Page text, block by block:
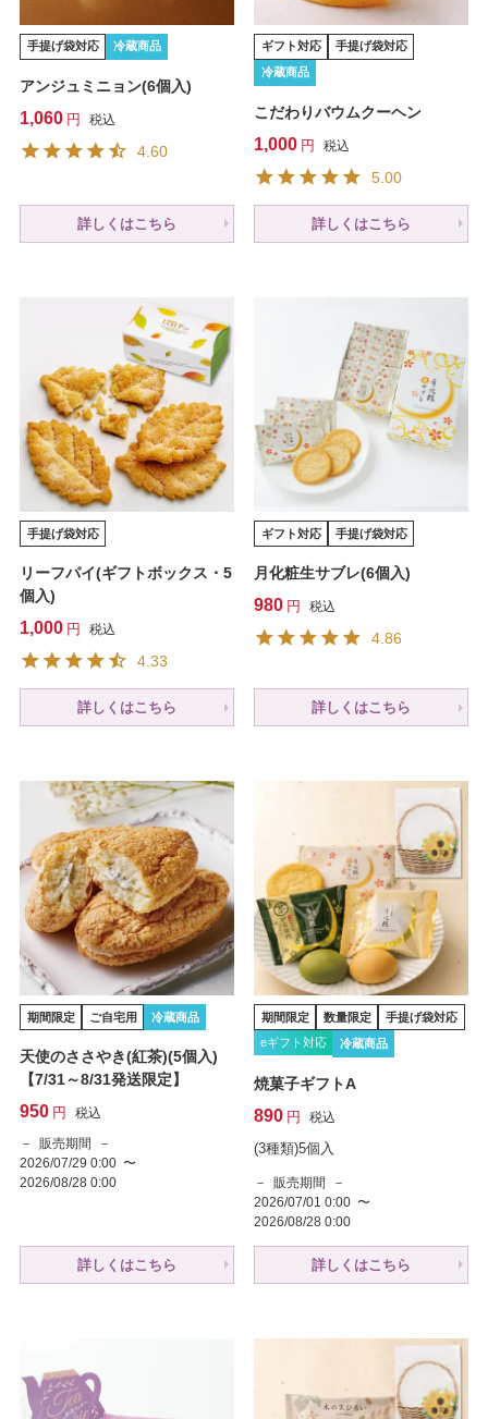
手提げ袋対応 冷蔵商品
アンジュミニョン(6個入)
1,060 税込
4.60
詳しくはこちら
ギフト対応 手提げ袋対応
冷蔵商品
こだわりバウムクーヘン
1,000 税込
5.00
詳しくはこちら
手提げ袋対応
リーフパイ(ギフトボックス・5
個入)
1,000 税込
4.33
詳しくはこちら
ギフト対応 手提げ袋対応
月化粧生サブレ(6個入)
980 税込
4.86
詳しくはこちら
期間限定 ご自宅用 冷蔵商品
天使のささやき(紅茶)(5個入)
【7/31～8/31発送限定】
950
税込
販売期間
2026/07/29 0:00 〜
2026/08/28 0:00
詳しくはこちら
期間限定 数量限定
手提げ袋対応
eギフト対応
冷蔵商品
焼菓子ギフトA
890 税込
(3種類)5個入
販売期間
2026/07/01 0:00 〜
2026/08/28 0:00
詳しくはこちら